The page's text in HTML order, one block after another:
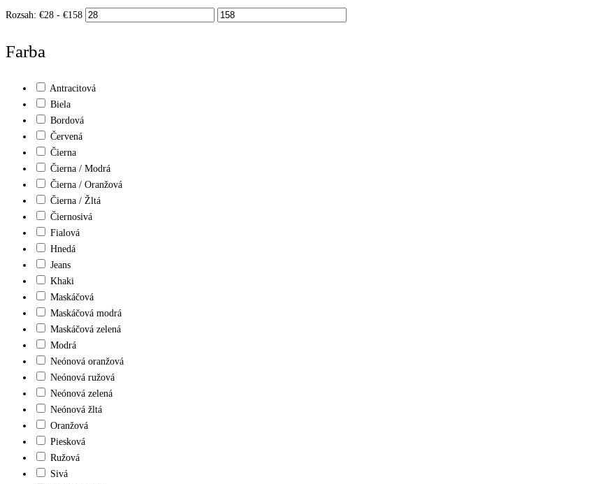
Rozsah: €28 - €158
Farba
Antracitová
Biela
Bordová
Červená
Čierna
Čierna / Modrá
Čierna / Oranžová
Čierna / Žltá
Čiernosivá
Fialová
Hnedá
Jeans
Khaki
Maskáčová
Maskáčová modrá
Maskáčová zelená
Modrá
Neónová oranžová
Neónová ružová
Neónová zelená
Neónová žltá
Oranžová
Piesková
Ružová
Sivá